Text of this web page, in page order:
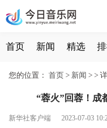
首页 新闻 精选
您的位置： 首页 > 新闻 > >
“蓉火”回蓉！成
新华社客户端 2023-07-03